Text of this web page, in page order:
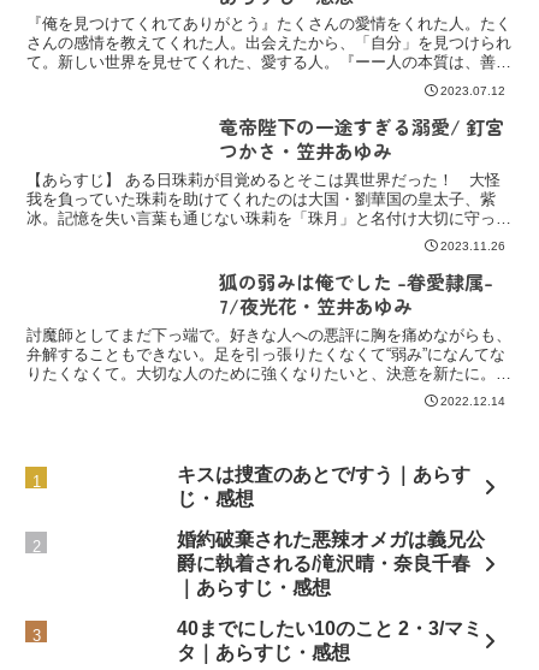
『俺を見つけてくれてありがとう』たくさんの愛情をくれた人。たく
さんの感情を教えてくれた人。出会えたから、「自分」を見つけられ
て。新しい世界を見せてくれた、愛する人。『ーー人の本質は、善
か？悪か？』⋆狂愛闇魔法ｘ純真光魔法⋆新世界でやっと導き...2023.07.12
竜帝陛下の一途すぎる溺愛/ 釘宮
つかさ・笠井あゆみ
【あらすじ】 ある日珠莉が目覚めるとそこは異世界だった！ 大怪
我を負っていた珠莉を助けてくれたのは大国・劉華国の皇太子、紫
冰。記憶を失い言葉も通じない珠莉を「珠月」と名付け大切に守って
くれた。一方竜を使役し触れるだけで人の心を覗ける異能を持...2023.11.26
狐の弱みは俺でした -眷愛隷属-
7/夜光花・笠井あゆみ
討魔師としてまだ下っ端で。好きな人への悪評に胸を痛めながらも、
弁解することもできない。足を引っ張りたくなくて“弱み”になんてな
りたくなくて。大切な人のために強くなりたいと、決意を新たに。
『慶ちゃんは俺の弱みじゃなくて強み。慶ちゃんがいるから...2022.12.14
キスは捜査のあとで/すう｜あらす
じ・感想
婚約破棄された悪辣オメガは義兄公
爵に執着される/滝沢晴・奈良千春
｜あらすじ・感想
40までにしたい10のこと 2・3/マミ
タ｜あらすじ・感想